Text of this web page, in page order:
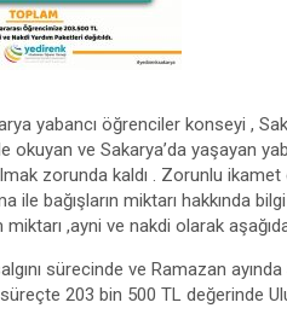
yabancı öğrenciler konseyi ,
okuyan ve Sakarya’da yaşayan
zorunda kaldı . Zorunlu
ile bağışların miktarı hakkında
miktarı ,ayni ve nakdi olarak
sürecinde ve Ramazan ayında
203 bin 500 TL değerinde